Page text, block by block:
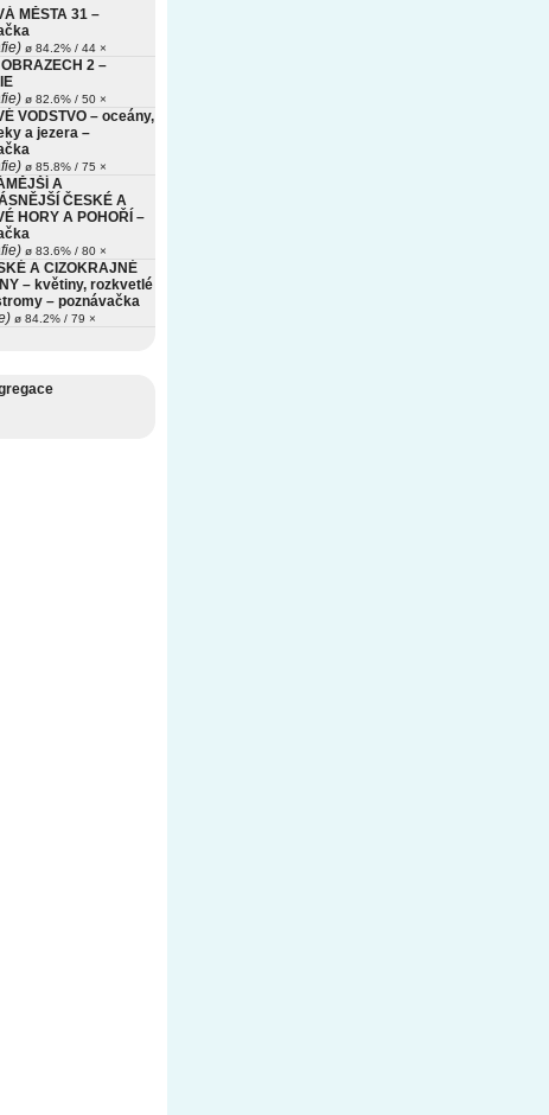
MĚSTA 31 –
ø 84.2% / 44 ×
2 –
ø 82.6% / 50 ×
VODSTVO – oceány,
a jezera –
ø 85.8% / 75 ×
A
ČESKÉ A
HORY A POHOŘÍ –
ø 83.6% / 80 ×
A CIZOKRAJNÉ
– květiny, rozkvetlé
– poznávačka
ø 84.2% / 79 ×